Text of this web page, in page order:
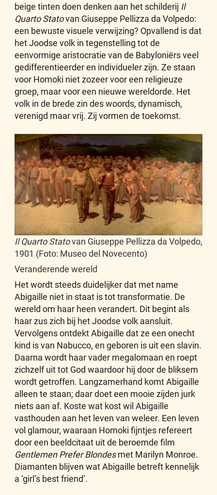
beige tinten doen denken aan het schilderij Il
Quarto Statovan Giuseppe Pellizza da Volpedo:
een bewuste visuele verwijzing? Opvallend is dat
het Joodse volk in tegenstelling tot de
eenvormige aristocratie van de Babyloniërs veel
gedifferentieerder en individueler zijn. Ze staan
voor Homoki niet zozeer voor een religieuze
groep, maar voor een nieuwe wereldorde. Het
volk in de brede zin des woords, dynamisch,
verenigd maar vrij. Zij vormen de toekomst.
Il Quarto Statovan Giuseppe Pellizza da Volpedo,
1901 (Foto: Museo del Novecento)
Veranderende wereld
Het wordt steeds duidelijker dat met name
Abigaille niet in staat is tot transformatie. De
wereld om haar heen verandert. Dit begint als
haar zus zich bij het Joodse volk aansluit.
Vervolgens ontdekt Abigaille dat ze een onecht
kind is van Nabucco, en geboren is uit een slavin.
Daarna wordt haar vader megalomaan en roept
zichzelf uit tot God waardoor hij door de bliksem
wordt getroffen. Langzamerhand komt Abigaille
alleen te staan; daar doet een mooie zijden jurk
niets aan af. Koste wat kost wil Abigaille
vasthouden aan het leven van weleer. Een leven
vol glamour, waaraan Homoki fijntjes refereert
door een beeldcitaat uit de beroemde film
Gentlemen Prefer Blondesmet Marilyn Monroe.
Diamanten blijven wat Abigaille betreft kennelijk
a ‘girl’s best friend’.